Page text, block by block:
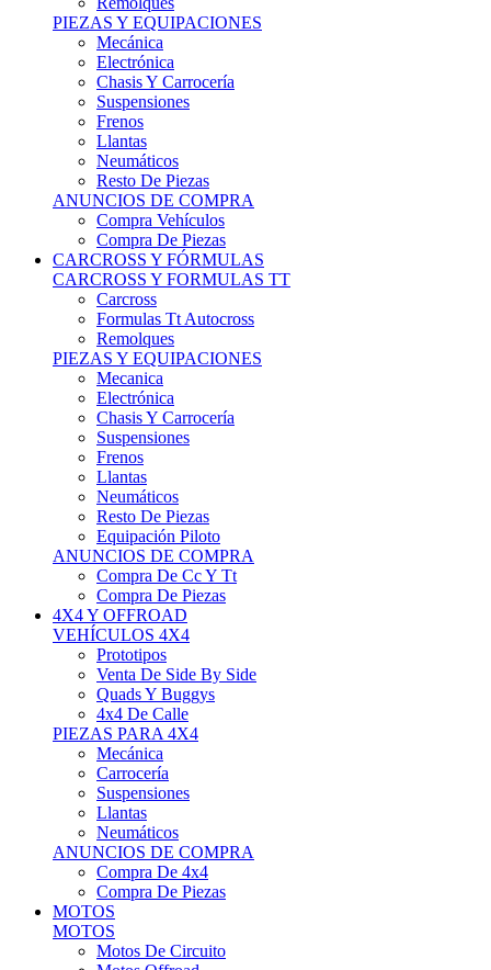
PIEZAS Y EQUIPACIONES
Mecánica
Electrónica
Chasis Y Carrocería
Suspensiones
Frenos
Llantas
Neumáticos
Resto De Piezas
ANUNCIOS DE COMPRA
Compra Vehículos
Compra De Piezas
CARCROSS Y FÓRMULAS
CARCROSS Y FORMULAS TT
Carcross
Formulas Tt Autocross
Remolques
PIEZAS Y EQUIPACIONES
Mecanica
Electrónica
Chasis Y Carrocería
Suspensiones
Frenos
Llantas
Neumáticos
Resto De Piezas
Equipación Piloto
ANUNCIOS DE COMPRA
Compra De Cc Y Tt
Compra De Piezas
4X4 Y OFFROAD
VEHÍCULOS 4X4
Prototipos
Venta De Side By Side
Quads Y Buggys
4x4 De Calle
PIEZAS PARA 4X4
Mecánica
Carrocería
Suspensiones
Llantas
Neumáticos
ANUNCIOS DE COMPRA
Compra De 4x4
Compra De Piezas
MOTOS
MOTOS
Motos De Circuito